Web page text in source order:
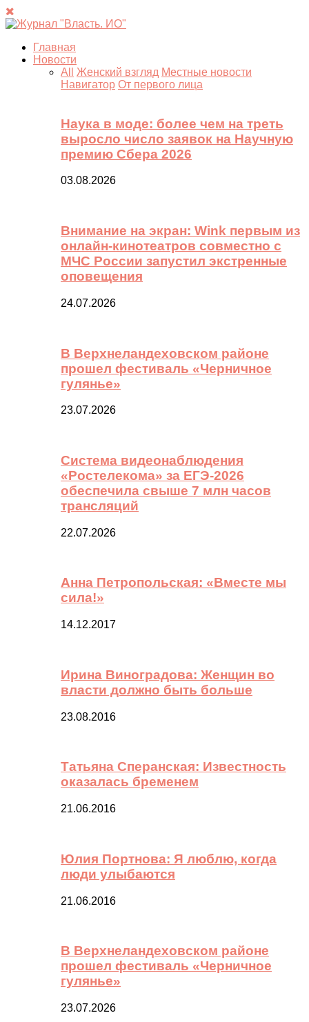
Главная
Новости
All
Женский взгляд Местные новости
Навигатор От первого лица
Наука в моде: более чем на треть
выросло число заявок на Научную
премию Сбера 2026
03.08.2026
Внимание на экран: Wink первым из
онлайн-кинотеатров совместно с
МЧС России запустил экстренные
оповещения
24.07.2026
В Верхнеландеховском районе
прошел фестиваль «Черничное
гулянье»
23.07.2026
Система видеонаблюдения
«Ростелекома» за ЕГЭ-2026
обеспечила свыше 7 млн часов
трансляций
22.07.2026
Анна Петропольская: «Вместе мы
сила!»
14.12.2017
Ирина Виноградова: Женщин во
власти должно быть больше
23.08.2016
Татьяна Сперанская: Известность
оказалась бременем
21.06.2016
Юлия Портнова: Я люблю, когда
люди улыбаются
21.06.2016
В Верхнеландеховском районе
прошел фестиваль «Черничное
гулянье»
23.07.2026